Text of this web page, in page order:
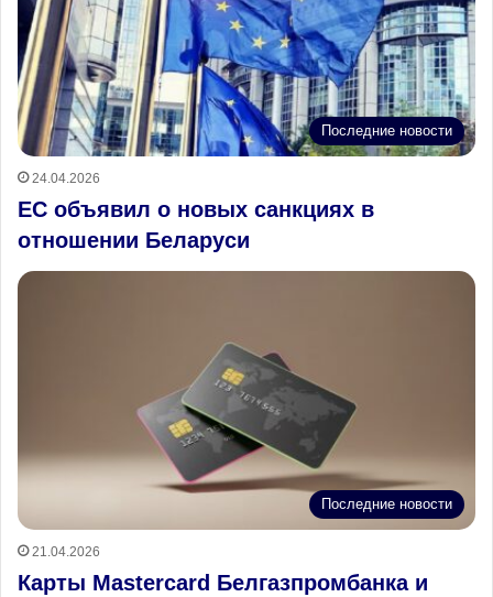
Последние новости
24.04.2026
ЕС объявил о новых санкциях в
отношении Беларуси
Последние новости
21.04.2026
Карты Mastercard Белгазпромбанка и